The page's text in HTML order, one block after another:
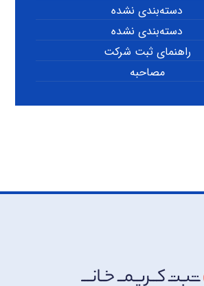
دسته‌بندی نشده
دسته‌بندی نشده
راهنمای ثبت شرکت
مصاحبه